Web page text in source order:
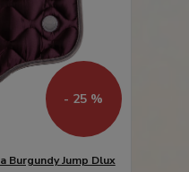
- 25 %
Burgundy Jump Dlux